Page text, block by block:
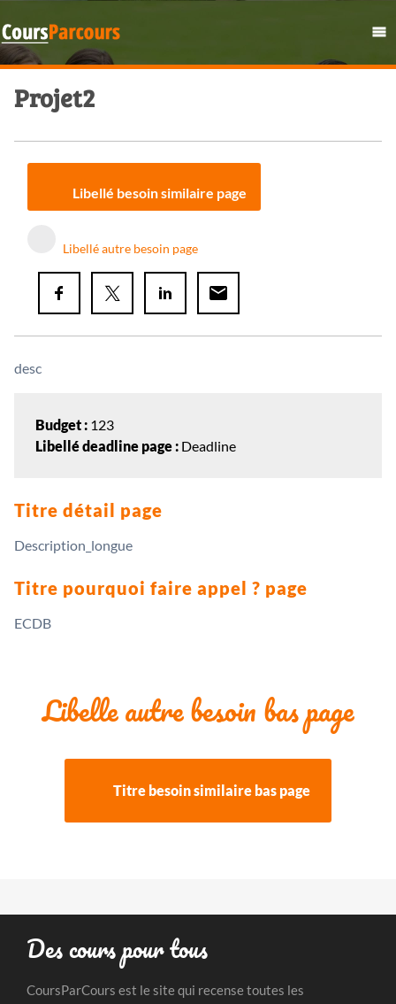
Projet2
Libellé besoin similaire page
Libellé autre besoin page
desc
Budget : 123
Libellé deadline page : Deadline
Titre détail page
Description_longue
Titre pourquoi faire appel ? page
ECDB
Libelle autre besoin bas page
Titre besoin similaire bas page
Des cours pour tous
CoursParCours est le site qui recense toutes les